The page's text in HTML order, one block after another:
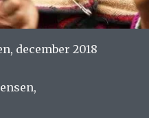
december 2018